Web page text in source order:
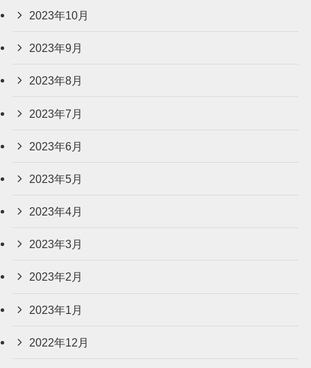
2023年10月
2023年9月
2023年8月
2023年7月
2023年6月
2023年5月
2023年4月
2023年3月
2023年2月
2023年1月
2022年12月